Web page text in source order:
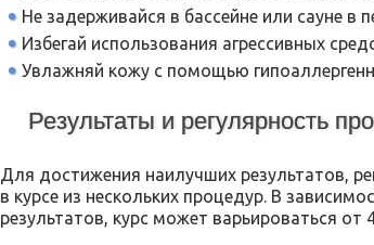
Не задерживайся в бассейне или сауне в
Избегай использования агрессивных
Увлажняй кожу с помощью
Результаты и регулярность
Для достижения наилучших результатов,
в курсе из нескольких процедур. В
результатов, курс может варьироваться от